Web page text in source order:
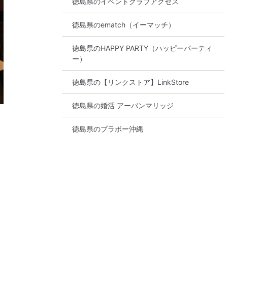
徳島県のematch（イーマッチ）
徳島県のHAPPY PARTY（ハッピーパーティ
ー）
徳島県の【リンクストア】LinkStore
徳島県の婚活 アーバンマリッジ
徳島県のブラボー沖縄